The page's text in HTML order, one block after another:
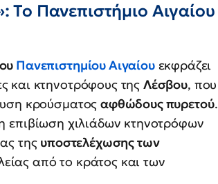
Το Πανεπιστήμιο Αιγαίου
Πανεπιστημίου Αιγαίουεκφράζει
και κτηνοτρόφους της Λέσβου, που
κρούσματοςαφθώδους πυρετού.
επιβίωση χιλιάδων κτηνοτρόφων
της υποστελέχωσης των
από το κράτος και των